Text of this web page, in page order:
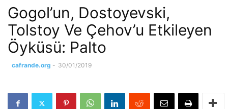
Gogol’un, Dostoyevski,
Tolstoy Ve Çehov’u Etkileyen
Öyküsü: Palto
cafrande.org - 30/01/2019